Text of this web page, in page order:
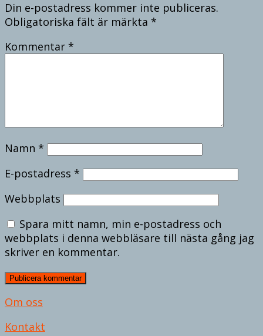
Din e-postadress kommer inte publiceras.
Obligatoriska fält är märkta *
Kommentar *
Namn *
E-postadress *
Webbplats
Spara mitt namn, min e-postadress och
webbplats i denna webbläsare till nästa gång jag
skriver en kommentar.
Om oss
Kontakt